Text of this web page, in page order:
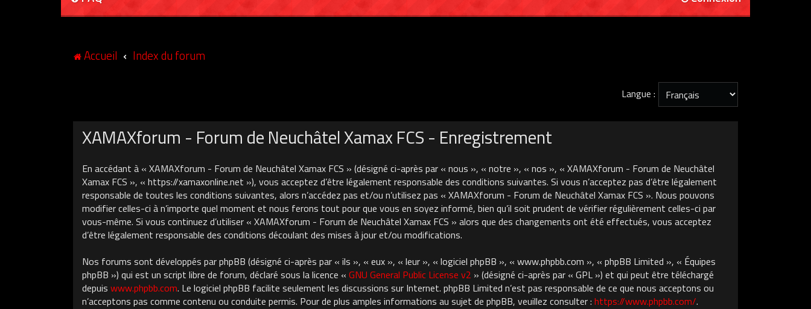
Accueil Index du forum
Langue :
XAMAXforum - Forum de Neuchâtel Xamax FCS - Enregistrement
En accédant à « XAMAXforum - Forum de Neuchâtel Xamax FCS » (désigné ci-après par « nous », « notre », « nos », « XAMAXforum - Forum de Neuchâtel
Xamax FCS », « https://xamaxonline.net »), vous acceptez d’être légalement responsable des conditions suivantes. Si vous n’acceptez pas d’être légalement
responsable de toutes les conditions suivantes, alors n’accédez pas et/ou n’utilisez pas « XAMAXforum - Forum de Neuchâtel Xamax FCS ». Nous pouvons
modifier celles-ci à n’importe quel moment et nous ferons tout pour que vous en soyez informé, bien qu’il soit prudent de vérifier régulièrement celles-ci par
vous-même. Si vous continuez d’utiliser « XAMAXforum - Forum de Neuchâtel Xamax FCS » alors que des changements ont été effectués, vous acceptez
d’être légalement responsable des conditions découlant des mises à jour et/ou modifications.
Nos forums sont développés par phpBB (désigné ci-après par « ils », « eux », « leur », « logiciel phpBB », « www.phpbb.com », « phpBB Limited », « Équipes
phpBB ») qui est un script libre de forum, déclaré sous la licence « GNU General Public License v2 » (désigné ci-après par « GPL ») et qui peut être téléchargé
depuis www.phpbb.com. Le logiciel phpBB facilite seulement les discussions sur Internet. phpBB Limited n’est pas responsable de ce que nous acceptons ou
n’acceptons pas comme contenu ou conduite permis. Pour de plus amples informations au sujet de phpBB, veuillez consulter : https://www.phpbb.com/.